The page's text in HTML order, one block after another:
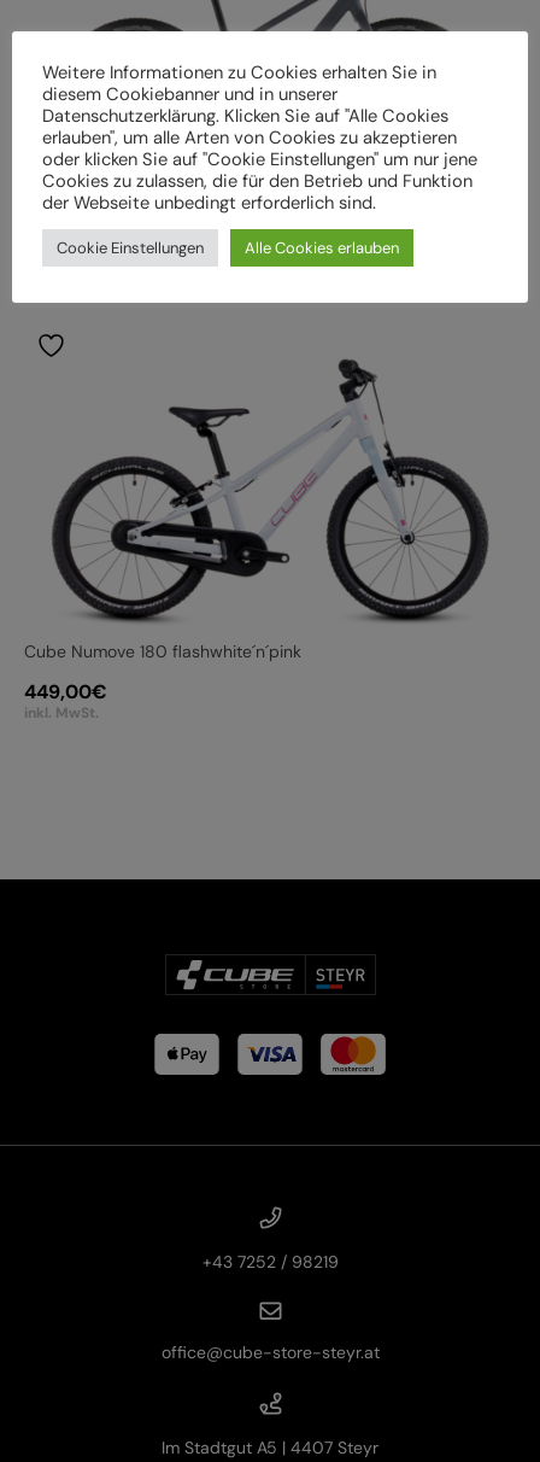
629,00€
Cube Numove 180 flashwhite´n´pink
449,00€
inkl. MwSt.
+43 7252 / 98219
office@cube-store-steyr.at
Im Stadtgut A5 | 4407 Steyr
Weitere Informationen zu Cookies erhalten Sie in
diesem Cookiebanner und in unserer
Datenschutzerklärung. Klicken Sie auf "Alle Cookies
erlauben", um alle Arten von Cookies zu akzeptieren
oder klicken Sie auf "Cookie Einstellungen" um nur jene
Cookies zu zulassen, die für den Betrieb und Funktion
der Webseite unbedingt erforderlich sind.
Cookie Einstellungen Alle Cookies erlauben